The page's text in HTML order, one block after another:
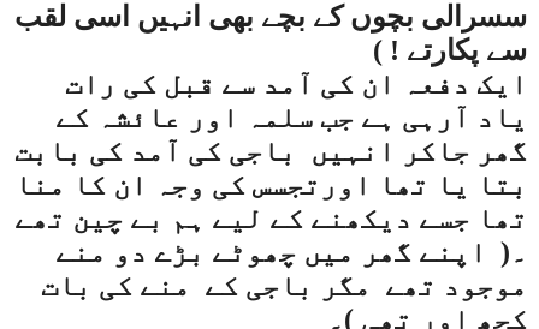
سسرالی بچوں کے بچے بھی انہیں اسی لقب
سے پکارتے ! )
ایک دفعہ ان کی آمد سے قبل کی رات
یاد آرہی ہے جب سلمہ اور عائشہ کے
گھر جاکر انہیں
باجی کی آمد کی بابت
بتا یا تھا اورتجسس کی وجہ ان کا منا
تھا جسے دیکھنے کے لیے ہم بے چین تھے
۔(
اپنے گھر میں چھوٹے بڑے دو منے
موجود تھے
مگر باجی کے
منے کی بات
کچھ اور تھی )۔